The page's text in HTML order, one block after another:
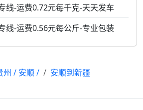
线-运费0.72元每千克-天天发车
线-运费0.56元每公斤-专业包装
州 / 安顺/
安顺到新疆